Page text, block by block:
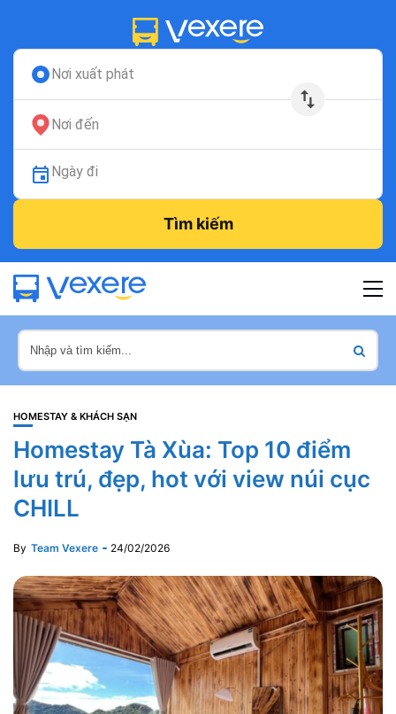
Nơi xuất phát
Nơi đến
Ngày đi
Tìm kiếm
HOMESTAY & KHÁCH SẠN
Homestay Tà Xùa: Top 10 điểm
lưu trú, đẹp, hot với view núi cục
CHILL
By Team Vexere 24/02/2026